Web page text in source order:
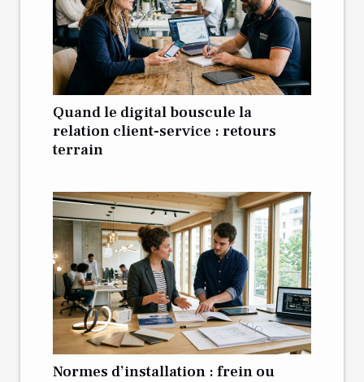
Quand le digital bouscule la
relation client-service : retours
terrain
Normes d’installation : frein ou